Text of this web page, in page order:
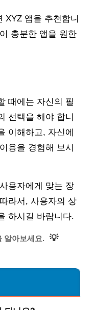
XYZ 앱을 추천합니
충분한 앱을 원한
때에는 자신의 필
선택을 해야 합니
이해하고, 자신에
용을 경험해 보시
용자에게 맞는 장
라서, 사용자의 상
하시길 바랍니다.
알아보세요. 💡